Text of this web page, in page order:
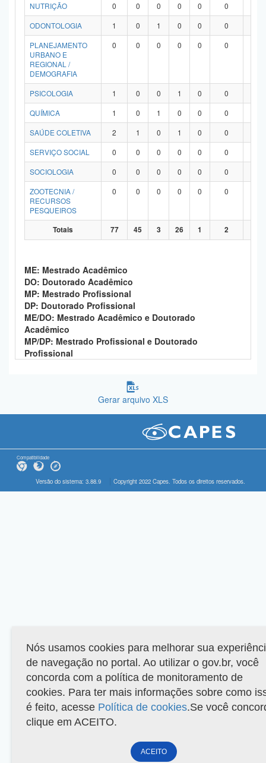
NUTRIÇÃO 0 0 0 0 0 0
ODONTOLOGIA
1 0 1 0 0 0
PLANEJAMENTO
URBANO E
REGIONAL /
DEMOGRAFIA
0 0 0 0 0 0
PSICOLOGIA 1 0 0 1 0 0
QUÍMICA
1 0 1 0 0 0
SAÚDE COLETIVA
2 1 0 1 0 0
SERVIÇO SOCIAL
0 0 0 0 0 0
SOCIOLOGIA
0 0 0 0 0 0
ZOOTECNIA /
RECURSOS
PESQUEIROS
0 0 0 0 0 0
Totais 77 45 3 26 1 2
ME: Mestrado Acadêmico
DO: Doutorado Acadêmico
MP: Mestrado Profissional
DP: Doutorado Profissional
ME/DO: Mestrado Acadêmico e Doutorado
Acadêmico
MP/DP: Mestrado Profissional e Doutorado
Profissional
Gerar arquivo XLS
Compatibilidade
Versão do sistema: 3.88.9 Copyright 2022 Capes. Todos os direitos reservados.
Nós usamos cookies para melhorar sua
de navegação no portal. Ao utilizar o gov.br, você
concorda com a política de monitoramento de
cookies. Para ter mais informações sobre como
é feito, acesse Política de cookies.Se você
clique em ACEITO.
ACEITO